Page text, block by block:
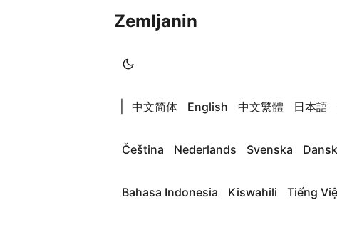
Zemljanin
中文简体 English 中文繁體 日本語
Čeština Nederlands Svenska Dansk
Bahasa Indonesia Kiswahili Tiếng